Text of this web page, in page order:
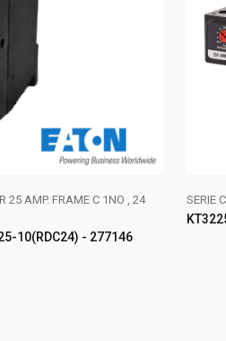
25 AMP. FRAME C 1NO , 24
10(RDC24) - 277146
SERIE